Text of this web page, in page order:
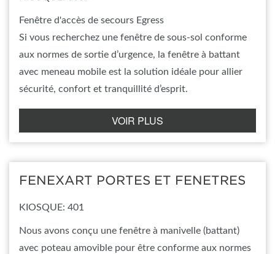
Fenêtre d'accès de secours Egress
Si vous recherchez une fenêtre de sous-sol conforme
aux normes de sortie d’urgence, la fenêtre à battant
avec meneau mobile est la solution idéale pour allier
sécurité, confort et tranquillité d’esprit.
VOIR PLUS
FENEXART PORTES ET FENETRES
KIOSQUE: 401
Nous avons conçu une fenêtre à manivelle (battant)
avec poteau amovible pour être conforme aux normes